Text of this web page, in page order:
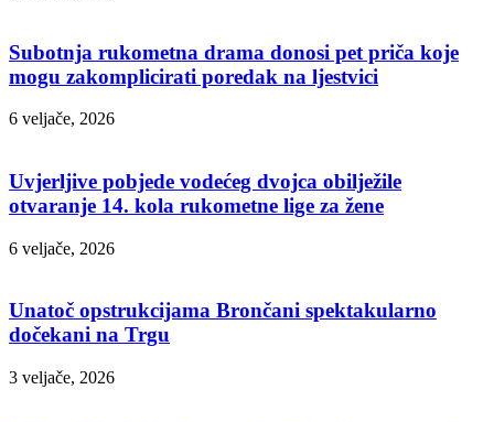
Subotnja rukometna drama donosi pet priča koje
mogu zakomplicirati poredak na ljestvici
6 veljače, 2026
Uvjerljive pobjede vodećeg dvojca obilježile
otvaranje 14. kola rukometne lige za žene
6 veljače, 2026
Unatoč opstrukcijama Brončani spektakularno
dočekani na Trgu
3 veljače, 2026